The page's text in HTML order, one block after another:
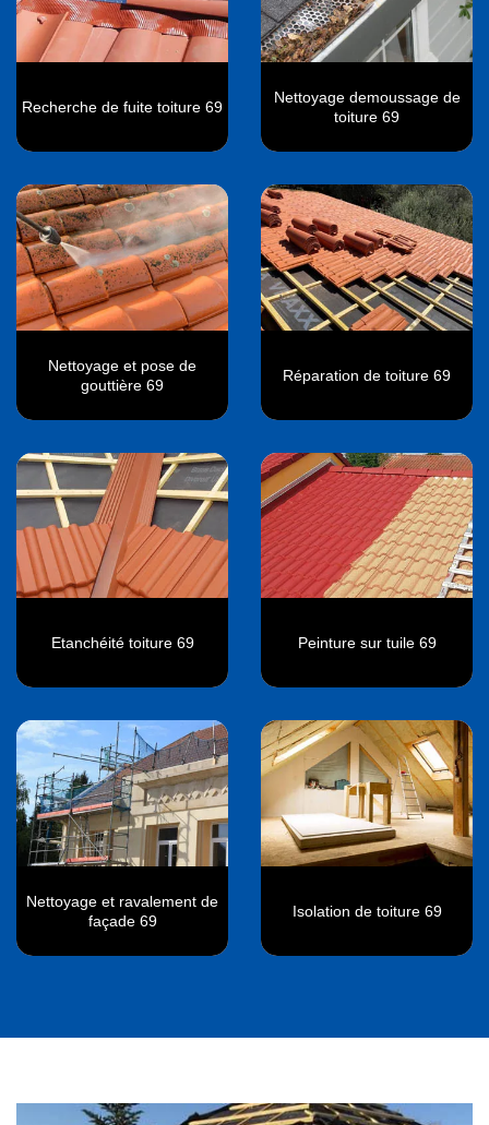
Recherche de fuite toiture 69
Nettoyage demoussage de
toiture 69
Nettoyage et pose de
gouttière 69
Réparation de toiture 69
Etanchéité toiture 69 Peinture sur tuile 69
Nettoyage et ravalement de
façade 69
Isolation de toiture 69